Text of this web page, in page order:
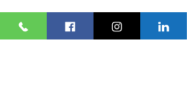
COMMENCEZ À
PRÉPARER VOTRE
SÉJOUR